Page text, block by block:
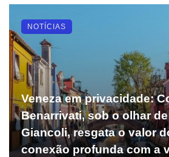
Veneza em privacidade:
Benarrivati, sob o olhar
Giancoli, resgata o valor
conexão profunda com a
NOTÍCIAS